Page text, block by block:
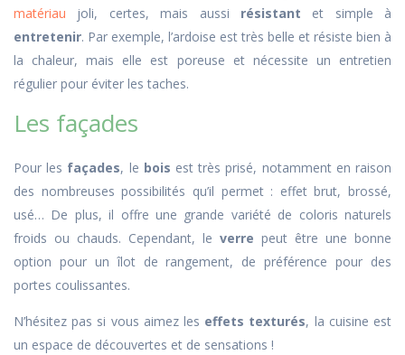
matériau joli, certes, mais aussi résistant et simple à
entretenir. Par exemple, l’ardoise est très belle et résiste bien à
la chaleur, mais elle est poreuse et nécessite un entretien
régulier pour éviter les taches.
Les façades
Pour les façades, le bois est très prisé, notamment en raison
des nombreuses possibilités qu’il permet : effet brut, brossé,
usé… De plus, il offre une grande variété de coloris naturels
froids ou chauds. Cependant, le verre peut être une bonne
option pour un îlot de rangement, de préférence pour des
portes coulissantes.
N’hésitez pas si vous aimez les effets texturés, la cuisine est
un espace de découvertes et de sensations !